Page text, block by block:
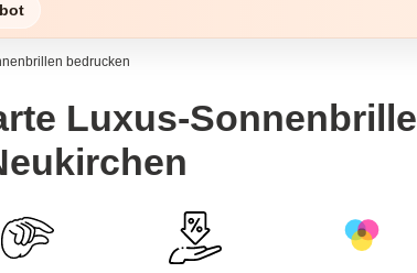
bedrucken
Luxus-Sonnenbrille